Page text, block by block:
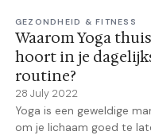
GEZONDHEID & FITNESS
Waarom Yoga thuis
hoort in je
routine?
28 July 2022
Yoga is een geweldige
om je lichaam goed te